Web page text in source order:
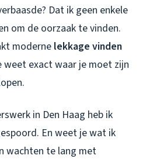
Dat ik geen enkele
om de oorzaak te vinden.
moderne lekkage vinden
weet exact waar je moet zijn
in Den Haag heb ik
En weet je wat ik
wachten te lang met